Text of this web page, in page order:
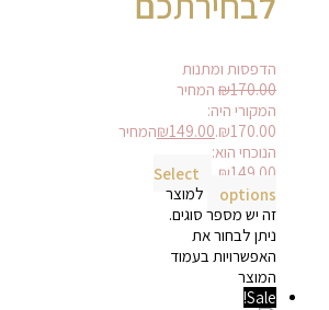
הדפסות ומתנות
₪170.00
המחיר
המקורי היה:
₪170.00.
₪149.00
המחיר
הנוכחי הוא:
₪149.00.
Select
options
למוצר
זה יש מספר סוגים.
ניתן לבחור את
האפשרויות בעמוד
המוצר
Sale!